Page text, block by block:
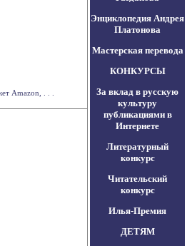
Amazon, . . .
Энциклопедия Андрея
Платонова
Мастерская перевода
КОНКУРСЫ
За вклад в русскую
культуру
публикациями в
Интернете
Литературный
конкурс
Читательский
конкурс
Илья-Премия
ДЕТЯМ